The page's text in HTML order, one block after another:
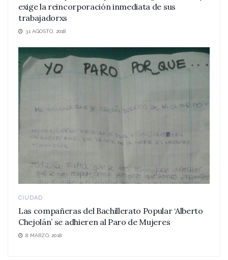
exige la reincorporación inmediata de sus
trabajadorxs
31 AGOSTO, 2018
CIUDAD
Las compañeras del Bachillerato Popular ‘Alberto
Chejolán’ se adhieren al Paro de Mujeres
8 MARZO, 2018